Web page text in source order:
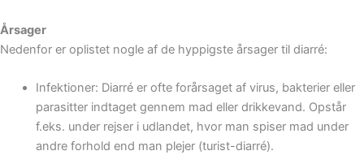
Årsager
Nedenfor er oplistet nogle af de hyppigste årsager til diarré:
Infektioner: Diarré er ofte forårsaget af virus, bakterier eller
parasitter indtaget gennem mad eller drikkevand. Opstår
f.eks. under rejser i udlandet, hvor man spiser mad under
andre forhold end man plejer (turist-diarré).